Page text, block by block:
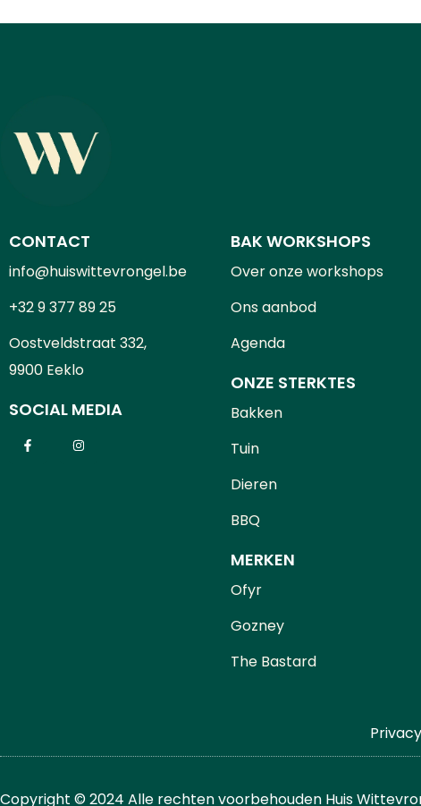
CONTACT
info@huiswittevrongel.be
+32 9 377 89 25
Oostveldstraat 332,
9900 Eeklo
SOCIAL MEDIA
BAK WORKSHOPS
Over onze workshops
Ons aanbod
Agenda
ONZE STERKTES
Bakken
Tuin
Dieren
BBQ
MERKEN
Ofyr
Gozney
The Bastard
Copyright © 2024 Alle rechten voorbehouden Huis